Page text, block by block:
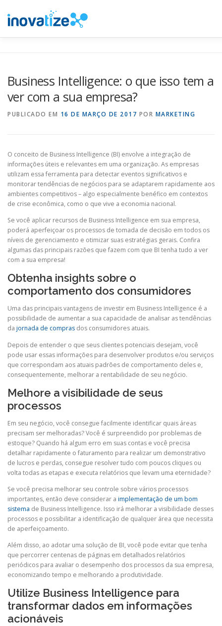
para
Business Intelligence: o que isso tem a
ver com a sua empresa?
PUBLICADO EM 16 DE MARÇO DE 2017 POR MARKETING
O conceito de Business Intelligence (BI) envolve a integração de
informações úteis e relevantes em uma organização. As empresas
utilizam essa ferramenta para detectar eventos significativos e
monitorar tendências de negócios para se adaptarem rapidamente aos
ambientes competitivos – algo especialmente benéfico em contextos
de crise econômica, como o que vive a economia nacional.
Se você aplicar recursos de Business Intelligence em sua empresa,
poderá aperfeiçoar os processos de tomada de decisão em todos os
níveis de gerenciamento e otimizar suas estratégias gerais. Confira
algumas das principais razões que fazem com que BI tenha tudo a ver
com a sua empresa!
Obtenha insights sobre o
comportamento dos consumidores
Uma das principais vantagens de investir em Business Intelligence é a
possibilidade de aumentar a sua capacidade de analisar as tendências
da jornada de compras dos consumidores atuais.
Depois de entender o que seus clientes potenciais desejam, você
pode usar essas informações para desenvolver produtos e/ou serviços
que correspondam aos atuais padrões de comportamento deles e,
consequentemente, melhorar a rentabilidade de seu negócio.
Melhore a visibilidade de seus
processos
Em seu negócio, você consegue facilmente identificar quais áreas
precisam ser melhoradas? Você é surpreendido por problemas de
estoque? Quando há algum erro em suas contas e você precisa
detalhar rapidamente o faturamento para realizar um demonstrativo
de lucros e perdas, consegue resolver tudo com poucos cliques ou
volta todas as etapas e executa relatórios que levam uma eternidade?
Se você precisa melhorar seu controle sobre vários processos
importantes, então deve considerar a implementação de um bom
sistema de Business Intelligence. Isso irá melhorar a visibilidade desses
processos e possibilitar a identificação de qualquer área que necessita
de aperfeiçoamento.
Além disso, ao adotar uma solução de BI, você pode evitar que tenha
que percorrer centenas de páginas em detalhados relatórios
periódicos para avaliar o desempenho dos processos da sua empresa,
economizando tempo e melhorando a produtividade.
Utilize Business Intelligence para
transformar dados em informações
acionáveis